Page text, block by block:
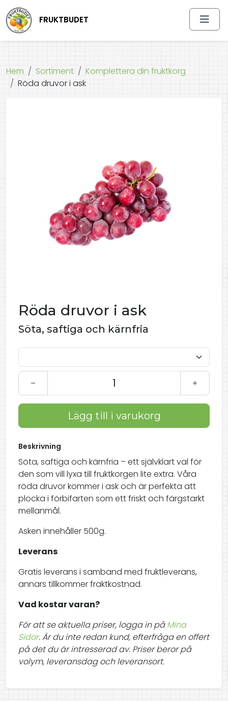
FRUKTBUDET
Hem Sortiment
Komplettera din fruktkorg
Röda druvor i ask
Röda druvor i ask
Söta, saftiga och kärnfria
Lägg till i varukorg
Beskrivning
Söta, saftiga och kärnfria – ett självklart val för
den som vill lyxa till fruktkorgen lite extra. Våra
röda druvor kommer i ask och är perfekta att
plocka i förbifarten som ett friskt och färgstarkt
mellanmål.
Asken innehåller 500g.
Leverans
Gratis leverans i samband med fruktleverans,
annars tillkommer fraktkostnad.
Vad kostar varan?
För att se aktuella priser, logga in påMina
Sidor. Är du inte redan kund, efterfråga en offert
på det du är intresserad av. Priser beror på
volym, leveransdag och leveransort.